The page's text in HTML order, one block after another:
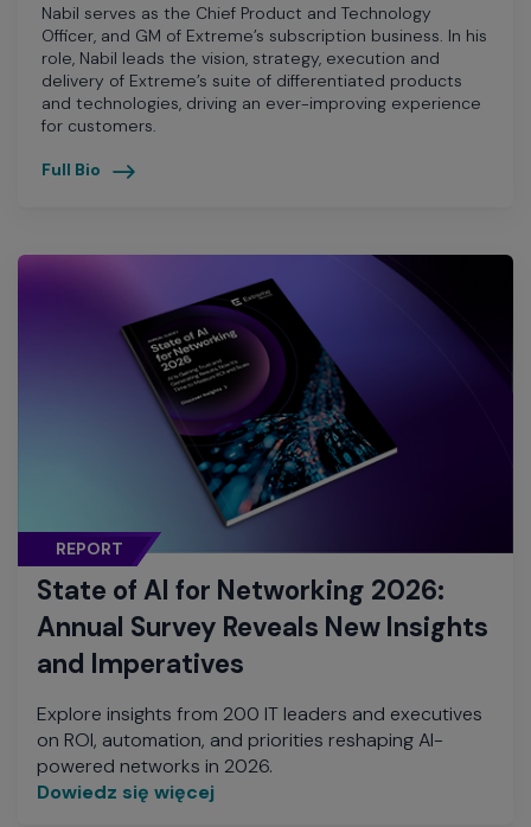
Nabil serves as the Chief Product and Technology
Officer, and GM of Extreme’s subscription business. In his
role, Nabil leads the vision, strategy, execution and
delivery of Extreme’s suite of differentiated products
and technologies, driving an ever-improving experience
for customers.
Full Bio
REPORT
State of AI for Networking 2026:
Annual Survey Reveals New Insights
and Imperatives
Explore insights from 200 IT leaders and executives
on ROI, automation, and priorities reshaping AI-
powered networks in 2026.
Dowiedz się więcej